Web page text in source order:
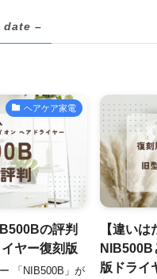
date –
ヘアケア家電
の評判
ヤー復刻版
「NIB500B」が
【違い
NIB500B
版ドライ